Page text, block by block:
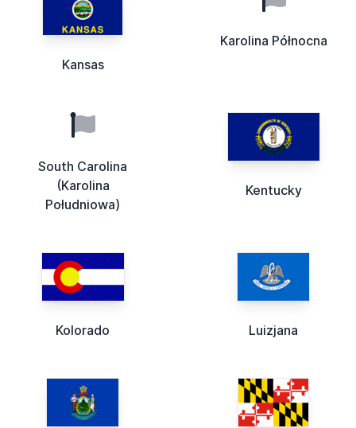
Kansas
Karolina Północna
South Carolina
(Karolina
Południowa)
Kentucky
Kolorado Luizjana